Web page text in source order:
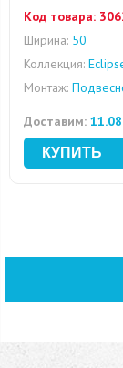
Код товара:
Ширина: 50
Коллекция:
Монтаж:
Доставим: